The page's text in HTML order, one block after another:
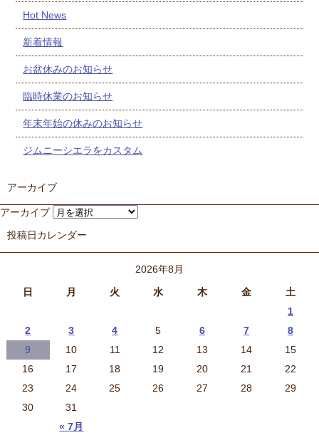
Hot News
新着情報
お盆休みのお知らせ
臨時休業のお知らせ
年末年始の休みのお知らせ
ジムニーシエラをカスタム
アーカイブ
アーカイブ
投稿日カレンダー
2026年8月
日
月 火 水 木 金 土
« 7月
1
2
3 4 5 6 7
8
9
10 11 12 13 14
15
16
17 18 19 20 21
22
23
24 25 26 27 28
29
30
31